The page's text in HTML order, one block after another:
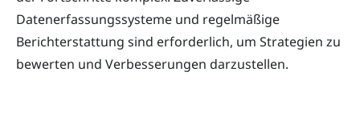
Datenerfassungssysteme und regelmäßige
Berichterstattung sind erforderlich, um Strategien zu
bewerten und Verbesserungen darzustellen.